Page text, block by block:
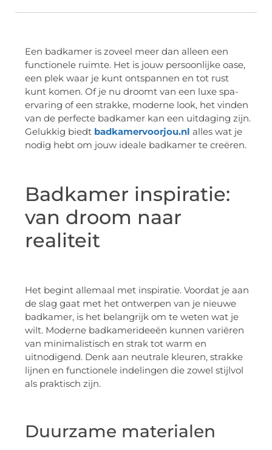
Een badkamer is zoveel meer dan alleen een
functionele ruimte. Het is jouw persoonlijke oase,
een plek waar je kunt ontspannen en tot rust
kunt komen. Of je nu droomt van een luxe spa-
ervaring of een strakke, moderne look, het vinden
van de perfecte badkamer kan een uitdaging zijn.
Gelukkig biedt badkamervoorjou.nl alles wat je
nodig hebt om jouw ideale badkamer te creëren.
Badkamer inspiratie:
van droom naar
realiteit
Het begint allemaal met inspiratie. Voordat je aan
de slag gaat met het ontwerpen van je nieuwe
badkamer, is het belangrijk om te weten wat je
wilt. Moderne badkamerideeën kunnen variëren
van minimalistisch en strak tot warm en
uitnodigend. Denk aan neutrale kleuren, strakke
lijnen en functionele indelingen die zowel stijlvol
als praktisch zijn.
Duurzame materialen